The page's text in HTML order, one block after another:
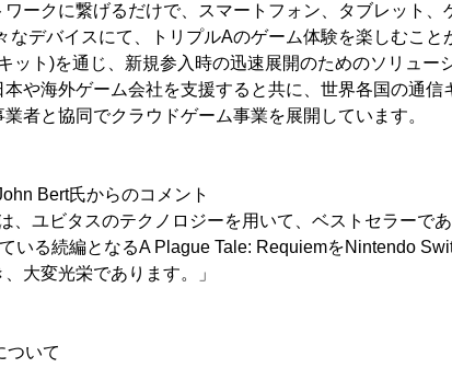
ークに繋げるだけで、スマートフォン、タブレット、
なデバイスにて、トリプルAのゲーム体験を楽しむこと
ット)を通じ、新規参入時の迅速展開のためのソリュー
や海外ゲーム会社を支援すると共に、世界各国の通信
者と協同でクラウドゲーム事業を展開しています。
Bert氏からのコメント
、ユビタスのテクノロジーを用いて、ベストセラーで
いる続編となるA Plague Tale: RequiemをNintendo
大変光栄であります。」
ついて